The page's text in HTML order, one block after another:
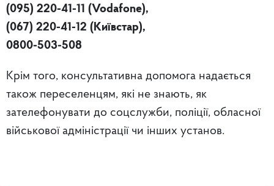
(095) 220-41-11 (Vodafone),
(067) 220-41-12 (Київстар),
0800-503-508
Крім того, консультативна допомога надається
також переселенцям, які не знають, як
зателефонувати до соцслужби, поліції, обласної
військової адміністрації чи інших установ.